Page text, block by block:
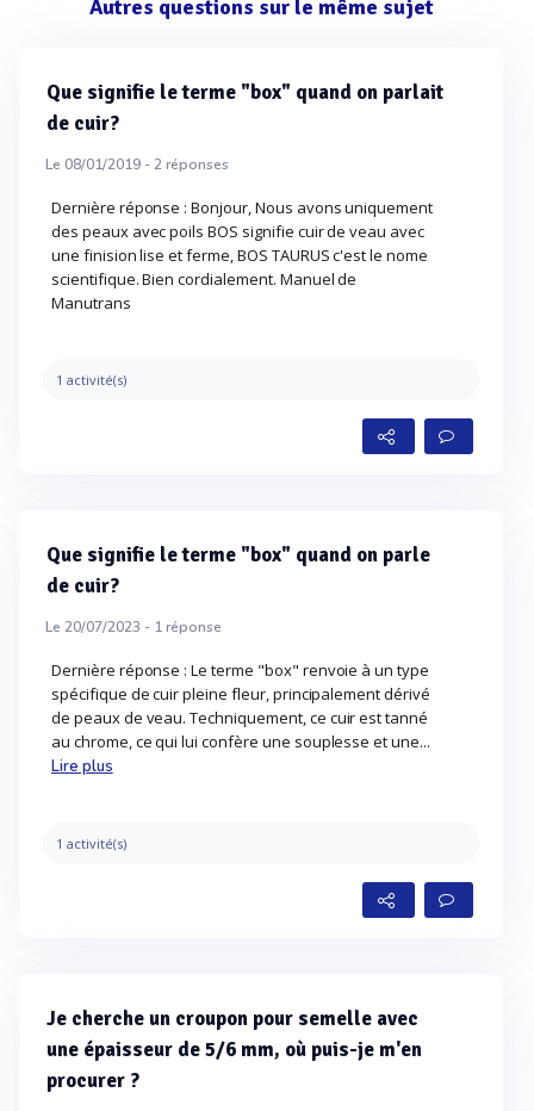
Autres questions sur le même sujet
Que signifie le terme "box" quand on parlait
de cuir?
Le 08/01/2019 -2réponses
Dernière réponse : Bonjour, Nous avons uniquement
des peaux avec poils BOS signifie cuir de veau avec
une finision lise et ferme, BOS TAURUS c'est le nome
scientifique. Bien cordialement. Manuel de
Manutrans
1 activité(s)
Que signifie le terme "box" quand on parle
de cuir?
Le 20/07/2023 - 1réponse
Dernière réponse : Le terme "box" renvoie à un type
spécifique de cuir pleine fleur, principalement dérivé
de peaux de veau. Techniquement, ce cuir est tanné
au chrome, ce qui lui confère une souplesse et une...
Lire plus
1 activité(s)
Je cherche un croupon pour semelle avec
une épaisseur de 5/6 mm, où puis-je m'en
procurer ?